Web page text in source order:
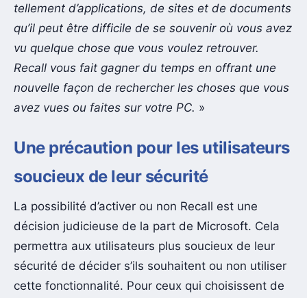
tellement d’applications, de sites et de documents
qu’il peut être difficile de se souvenir où vous avez
vu quelque chose que vous voulez retrouver.
Recall vous fait gagner du temps en offrant une
nouvelle façon de rechercher les choses que vous
avez vues ou faites sur votre PC. »
Une précaution pour les utilisateurs
soucieux de leur sécurité
La possibilité d’activer ou non Recall est une
décision judicieuse de la part de Microsoft. Cela
permettra aux utilisateurs plus soucieux de leur
sécurité de décider s’ils souhaitent ou non utiliser
cette fonctionnalité. Pour ceux qui choisissent de